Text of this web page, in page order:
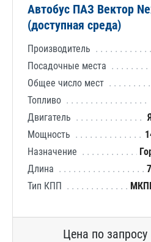
Автобус ПАЗ Вектор
(доступная среда)
Производитель
Посадочные места
Общее число мест
Топливо
Двигатель
Мощность
Назначение
Длина
Тип КПП
Цена по запросу